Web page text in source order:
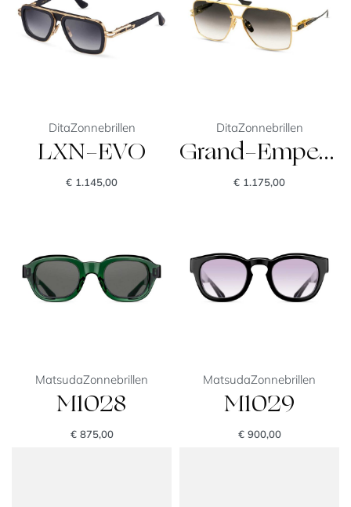
DitaZonnebrillen
LXN-EVO
€ 1.145,00
DitaZonnebrillen
Grand-Emperik
€ 1.175,00
MatsudaZonnebrillen
M1028
€875,00
MatsudaZonnebrillen
M1029
€900,00